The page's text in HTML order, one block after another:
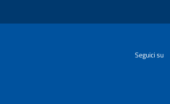
Seguici su